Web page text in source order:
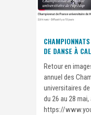
DE DANSE À
Retour en
annuel des
universitaires
du 26 au 28 mai,
https://